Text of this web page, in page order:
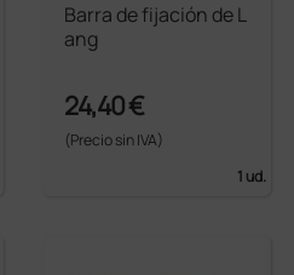
Barra de fijación de L
ang
24,40 €
(Precio sin IVA)
1 ud.